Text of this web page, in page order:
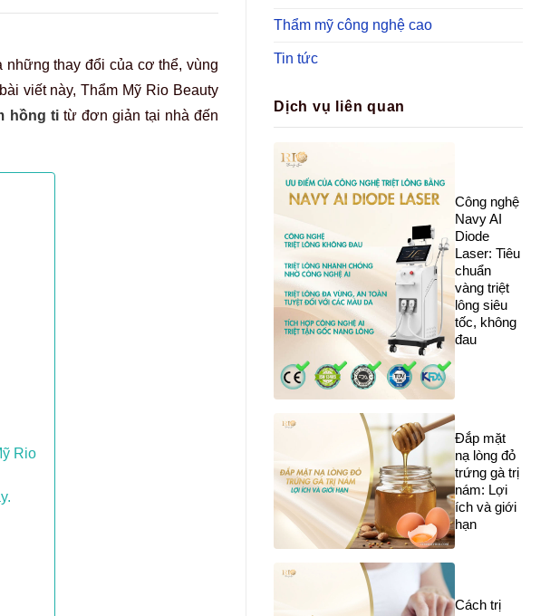
những thay đổi của cơ thể, vùng
viết này, Thẩm Mỹ Rio Beauty
hồng ti từ đơn giản tại nhà đến
Rio
Thẩm mỹ công nghệ cao
Tin tức
Dịch vụ liên quan
Công nghệ
Navy AI
Diode
Laser: Tiêu
chuẩn
vàng triệt
lông siêu
tốc, không
đau
Đắp mặt
nạ lòng đỏ
trứng gà trị
nám: Lợi
ích và giới
hạn
Cách trị